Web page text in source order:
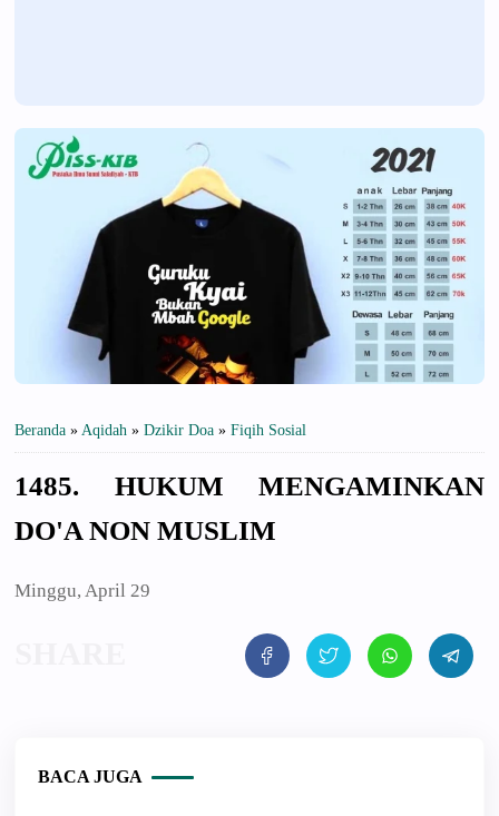
Beranda » Aqidah » Dzikir Doa » Fiqih Sosial
1485. HUKUM MENGAMINKAN
DO'A NON MUSLIM
Minggu, April 29
BACA JUGA